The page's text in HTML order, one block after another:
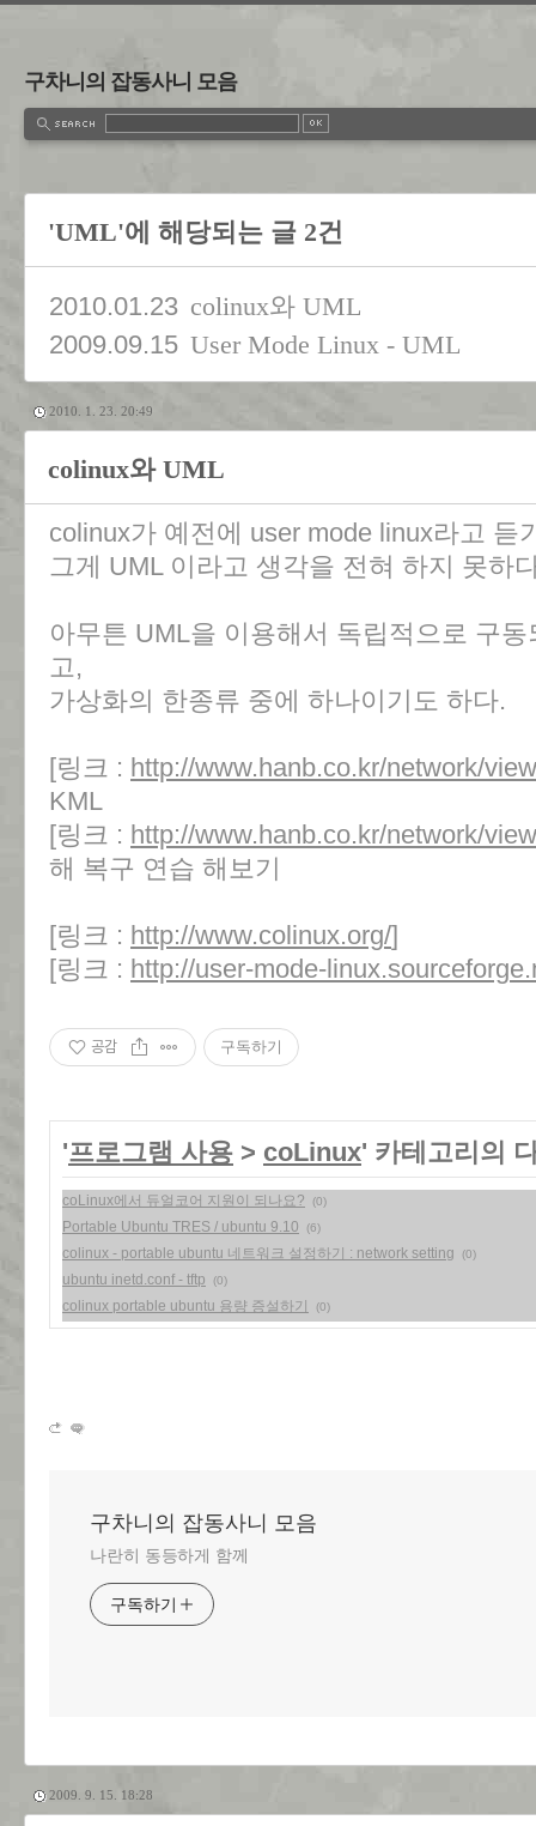
구차니의 잡동사니 모음
'UML'에 해당되는 글 2건
2010.01.23 colinux와 UML
2009.09.15 User Mode Linux - UML
2010. 1. 23. 20:49
colinux와 UML
colinux가 예전에 user mode linux라고 듣
그게 UML 이라고 생각을 전혀 하지 못하
아무튼 UML을 이용해서 독립적으로 구
고,
가상화의 한종류 중에 하나이기도 하다.
[링크 : http://www.hanb.co.kr/network/
KML
[링크 : http://www.hanb.co.kr/network/
해 복구 연습 해보기
[링크 : http://www.colinux.org/]
[링크 : http://user-mode-
공감 구독하기
'프로그램 사용 > coLinux' 카테고리의
coLinux에서 듀얼코어 지원이 되나요? (0)
Portable Ubuntu TRES / ubuntu 9.10 (6)
colinux - portable ubuntu 네트워크 설정하기 : network setting (0)
ubuntu inetd.conf - tftp (0)
colinux portable ubuntu 용량 증설하기 (0)
구차니의 잡동사니 모음
나란히 동등하게 함께
구독하기
2009. 9. 15. 18:28